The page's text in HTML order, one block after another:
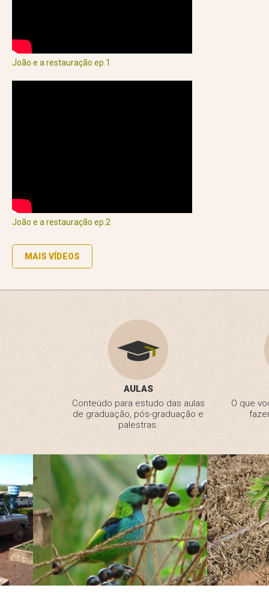
João e a restauração ep.1
João e a restauração ep.2
MAIS VÍDEOS
AULAS
Conteúdo para estudo das aulas
de graduação, pós-graduação e
palestras.
O que